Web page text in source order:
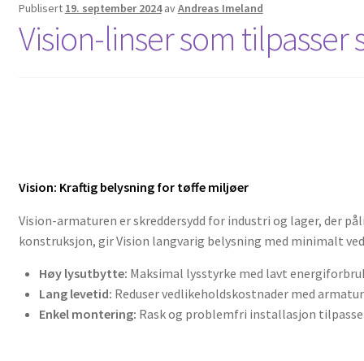
Publisert 19. september 2024 avAndreas Imeland
Vision-linser som tilpasser
Vision: Kraftig belysning for tøffe miljøer
Vision-armaturen er skreddersydd for industri og lager, der
konstruksjon, gir Vision langvarig belysning med minimalt
Høy lysutbytte: Maksimal lysstyrke med lavt
Lang levetid: Reduser vedlikeholdskostnader med
Enkel montering: Rask og problemfri installasjon